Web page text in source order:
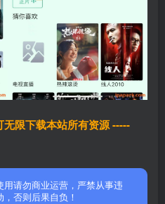
限下载本站所有资源 -----
请勿商业运营，严禁从事违
否则后果自负！